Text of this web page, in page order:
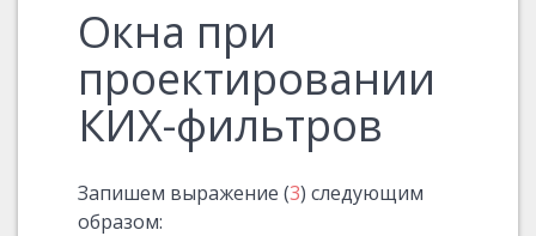
Окна при
проектировании
КИХ-фильтров
Запишем выражение (3) следующим
образом: